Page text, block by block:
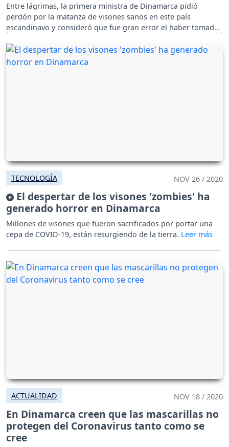
Entre lágrimas, la primera ministra de Dinamarca pidió
perdón por la matanza de visones sanos en este país
escandinavo y consideró que fue gran error el haber tomado
TECNOLOGÍA NOV 26 / 2020
El despertar de los visones 'zombies' ha
generado horror en Dinamarca
Millones de visones que fueron sacrificados por portar una
cepa de COVID-19, están resurgiendo de la tierra.
ACTUALIDAD NOV 18 / 2020
En Dinamarca creen que las mascarillas no
protegen del Coronavirus tanto como se
cree